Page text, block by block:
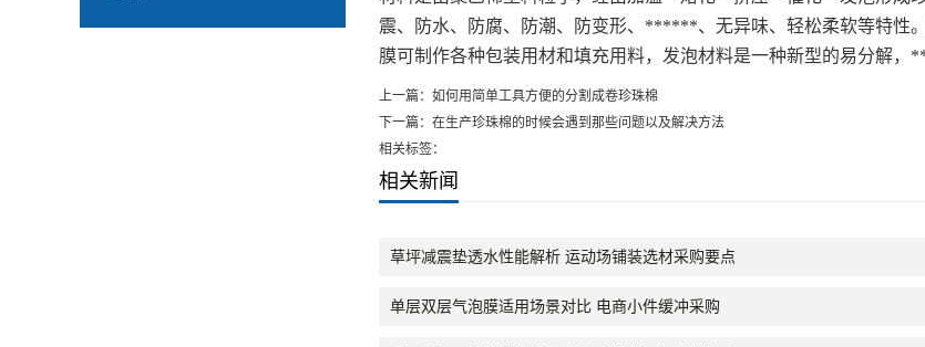
震、防水、防腐、防潮、防变形、******、无异味、轻松柔软等特性。
膜可制作各种包装用材和填充用料，发泡材料是一种新型的易分解
上一篇： 如何用简单工具方便的分割成卷珍珠棉
下一篇： 在生产珍珠棉的时候会遇到那些问题以及解决方法
相关标签：
相关新闻
草坪减震垫透水性能解析 运动场铺装选材采购要点
单层双层气泡膜适用场景对比 电商小件缓冲采购